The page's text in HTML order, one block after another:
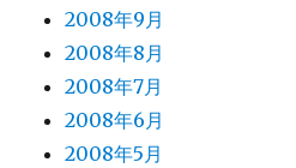
2008年9月
2008年8月
2008年7月
2008年6月
2008年5月